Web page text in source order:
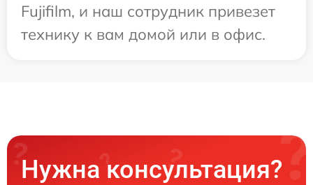
Fujifilm, и наш сотрудник привезет
технику к вам домой или в офис.
Нужна консультация?